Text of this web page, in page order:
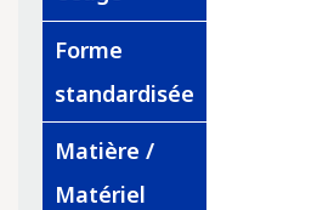
Forme
standardisée
Matière /
Matériel